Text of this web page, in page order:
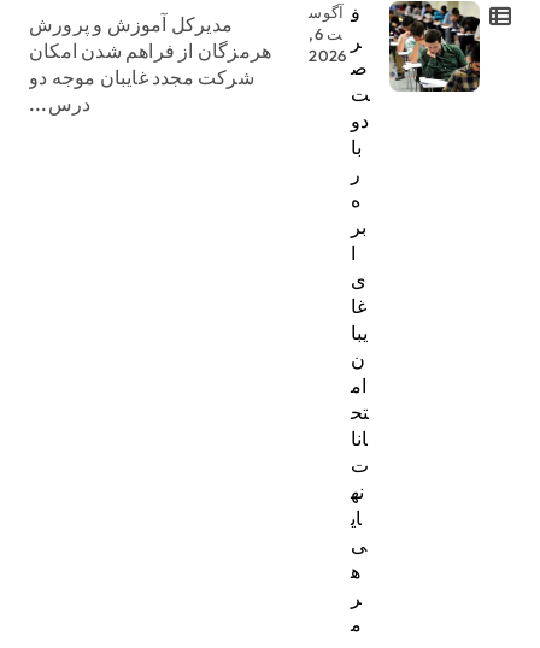
ف
ر
ص
ت
دو
با
ر
ه
بر
ا
ی
غا
یبا
ن
ام
تح
انا
ت
نه
ای
ی
ه
ر
م
آگوس
ت 6,
2026
مدیرکل آموزش و پرورش
هرمزگان از فراهم شدن امکان
شرکت مجدد غایبان موجه دو
درس...